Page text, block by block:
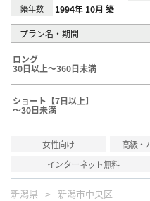
築年数 1994年 10月 築
プラン名・期間
ロング
30日以上～360日未満
ショート【7日以上】
～30日未満
女性向け 高級・
インターネット無料
新潟県 新潟市中央区